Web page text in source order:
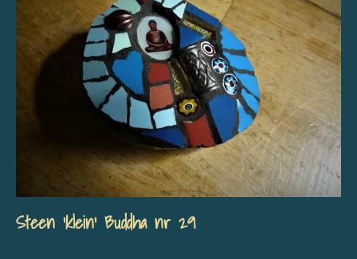
Steen 'klein' Buddha nr 29